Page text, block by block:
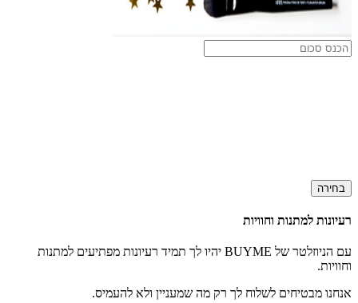
בחירה
רעיונות למתנות וחוויות
עם הניוזלטר של BUYME יהיו לך תמיד רעיונות מפתיעים למתנות
וחוויות.
אנחנו מבטיחים לשלוח לך רק מה שמעניין ולא להעמיס.